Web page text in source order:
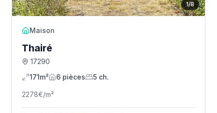
1/8
Maison
Thairé
17290
171m²
6 pièces 5 ch.
2278€/m²